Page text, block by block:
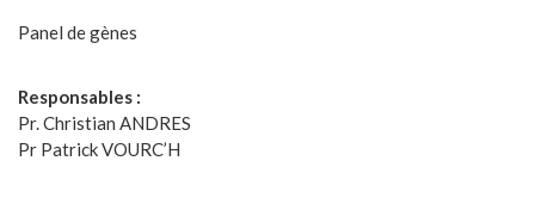
Panel de gènes
Responsables :
Pr. Christian ANDRES
Pr Patrick VOURC’H